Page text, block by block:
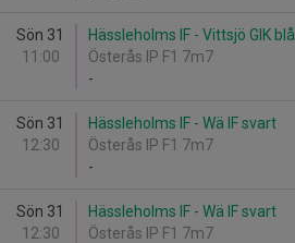
Sön 31
11:00
Hässleholms IF - Vittsjö GIK blå
Österås IP F1 7m7
-
Sön 31
12:30
Hässleholms IF - Wä IF svart
Österås IP F1 7m7
-
Sön 31
12:30
Hässleholms IF - Wä IF svart
Österås IP F1 7m7